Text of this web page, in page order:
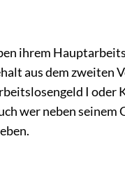
ihrem
aus dem zweiten
I oder
wer neben seinem